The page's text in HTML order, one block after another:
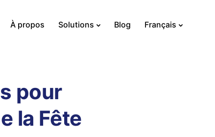
À propos Solutions Blog Français
pour
la Fête